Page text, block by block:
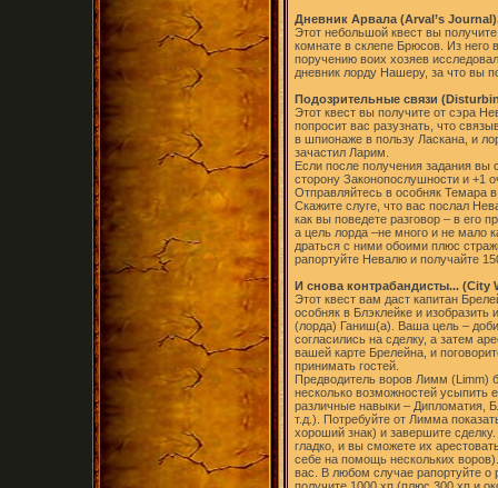
Дневник Арвала (Arval’s
Этот небольшой квест вы
комнате в склепе Брюсов. Из него
поручению воих хозяев
дневник лорду Нашеру, за что вы
Подозрительные связи
Этот квест вы получите от сэра
попросит вас разузнать, что
в шпионаже в пользу Ласкана, и
зачастил Ларим.
Если после получения задания вы
сторону Законопослушности и +1
Отправляйтесь в особняк Темара
Скажите слуге, что вас послал
как вы поведете разговор – в его
а цель лорда –не много и не мало
драться с ними обоими плюс
рапортуйте Невалю и получайте
И снова контрабандисты... (City
Этот квест вам даст капитан
особняк в Блэклейке и изобразить
(лорда) Ганиш(а). Ваша цель –
согласились на сделку, а затем
вашей карте Брелейна, и
принимать гостей.
Предводитель воров Лимм (Limm)
несколько возможностей усыпить
различные навыки – Дипломатия,
т.д.). Потребуйте от Лимма
хороший знак) и завершите
гладко, и вы сможете их
себе на помощь нескольких
вас. В любом случае рапортуйте о